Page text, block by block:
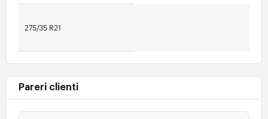
275/35 R21
Pareri clienti